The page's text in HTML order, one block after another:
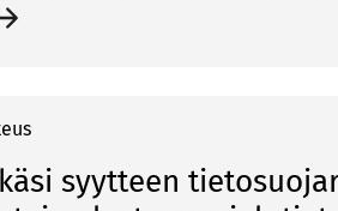
syytteen